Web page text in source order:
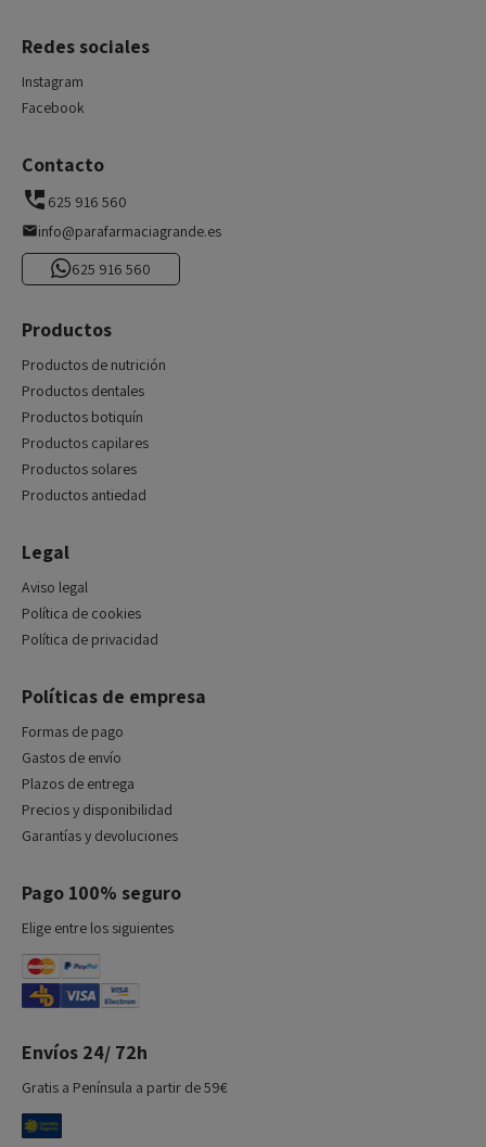
Redes sociales
Instagram
Facebook
Contacto
625 916 560
info@parafarmaciagrande.es
625 916 560
Productos
Productos de nutrición
Productos dentales
Productos botiquín
Productos capilares
Productos solares
Productos antiedad
Legal
Aviso legal
Política de cookies
Política de privacidad
Políticas de empresa
Formas de pago
Gastos de envío
Plazos de entrega
Precios y disponibilidad
Garantías y devoluciones
Pago 100% seguro
Elige entre los siguientes
Envíos 24/ 72h
Gratis a Península a partir de 59€